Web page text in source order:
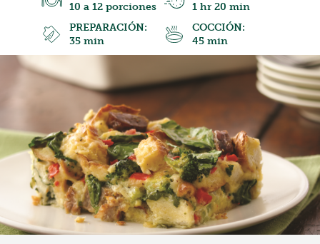
10 a 12 porciones
1 hr 20 min
PREPARACIÓN:
35 min
COCCIÓN:
45 min